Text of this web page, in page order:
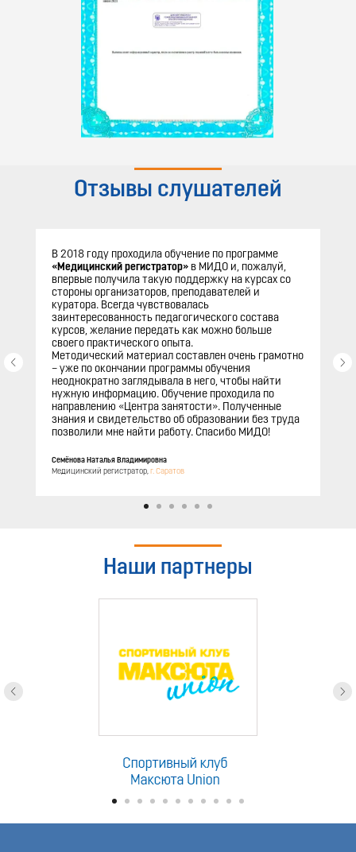
Отзывы слушателей
В 2018 году проходила обучение по программе
«Медицинский регистратор» в МИДО и, пожалуй,
впервые получила такую поддержку на курсах со
стороны организаторов, преподавателей и
куратора. Всегда чувствовалась
заинтересованность педагогического состава
курсов, желание передать как можно больше
своего практического опыта.
Методический материал составлен очень грамотно
– уже по окончании программы обучения
неоднократно заглядывала в него, чтобы найти
нужную информацию. Обучение проходила по
направлению «Центра занятости». Полученные
знания и свидетельство об образовании без труда
позволили мне найти работу. Спасибо МИДО!
Семёнова Наталья Владимировна
Медицинский регистратор,г. Саратов
Наши партнеры